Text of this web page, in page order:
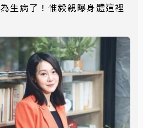
生病了！惟毅親曝身體這裡